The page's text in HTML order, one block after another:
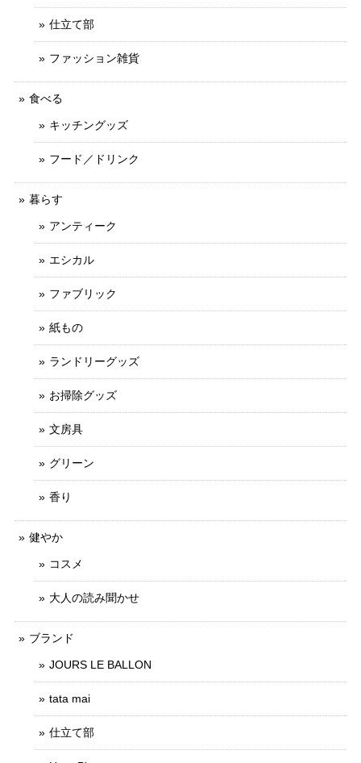
仕立て部
ファッション雑貨
食べる
キッチングッズ
フード／ドリンク
暮らす
アンティーク
エシカル
ファブリック
紙もの
ランドリーグッズ
お掃除グッズ
文房具
グリーン
香り
健やか
コスメ
大人の読み聞かせ
ブランド
JOURS LE BALLON
tata mai
仕立て部